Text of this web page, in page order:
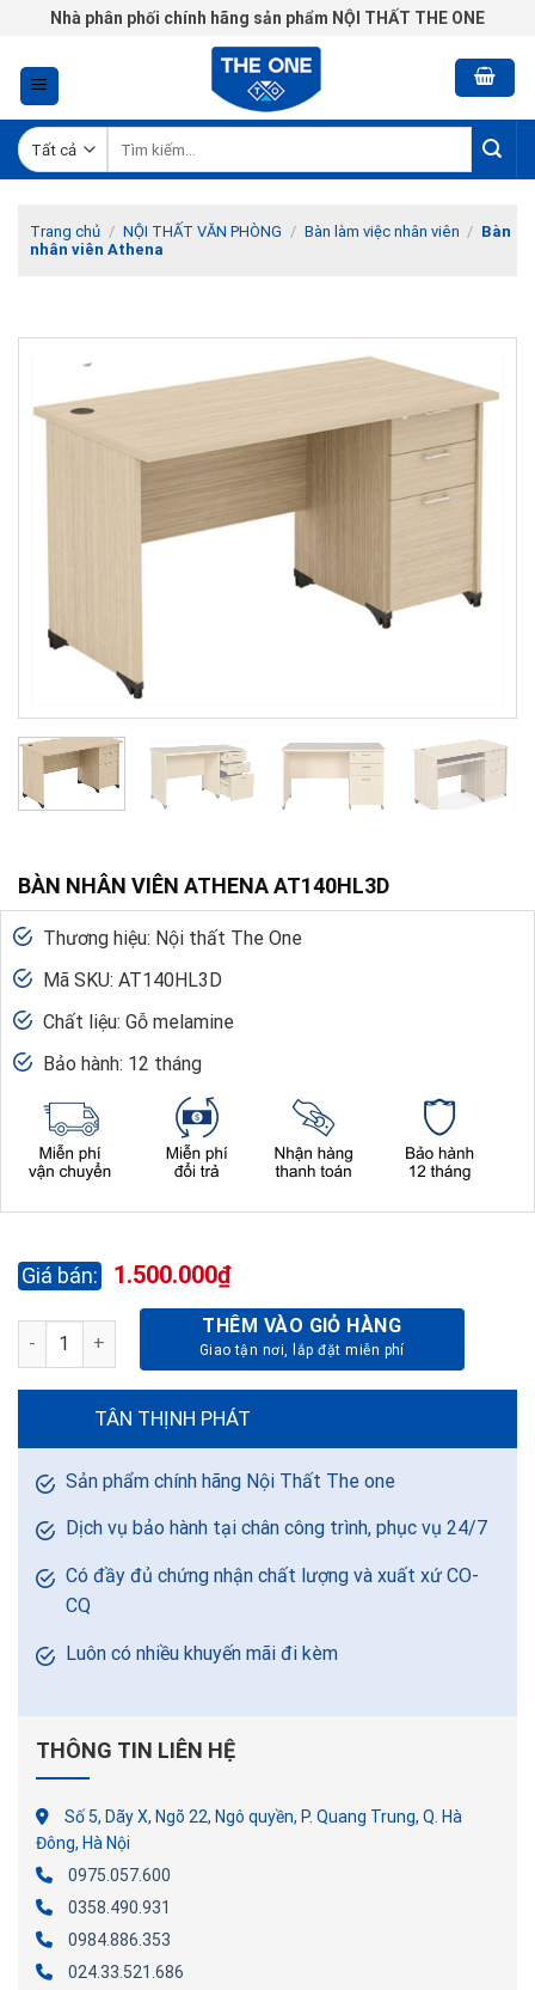
Chuyển
nội
dung
Nhà phân phối chính hãng sản phẩm NỘI THẤT THE ONE
kiếm:
Trang chủ / NỘI THẤT VĂN PHÒNG / Bàn làm việc nhân viên / Bàn
nhân viên Athena
BÀN NHÂN VIÊN ATHENA AT140HL3D
Thương hiệu: Nội thất The One
Mã SKU: AT140HL3D
Chất liệu: Gỗ melamine
Bảo hành: 12 tháng
1.500.000₫
BÀN NHÂN VIÊN ATHENA AT140HL3D số lượng
THÊM VÀO GIỎ HÀNG
TÂN THỊNH PHÁT
Sản phẩm chính hãng Nội Thất The one
Dịch vụ bảo hành tại chân công trình, phục vụ 24/7
Có đầy đủ chứng nhận chất lượng và xuất xứ CO-
CQ
Luôn có nhiều khuyến mãi đi kèm
THÔNG TIN LIÊN HỆ
Số 5, Dãy X, Ngõ 22, Ngô quyền, P. Quang Trung, Q. Hà
Đông, Hà Nội
0975.057.600
0358.490.931
0984.886.353
024.33.521.686